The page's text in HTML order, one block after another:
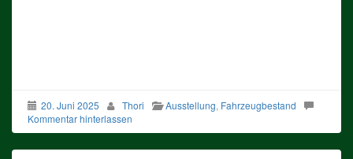
20. Juni 2025 Thori Ausstellung, Fahrzeugbestand
Kommentar hinterlassen